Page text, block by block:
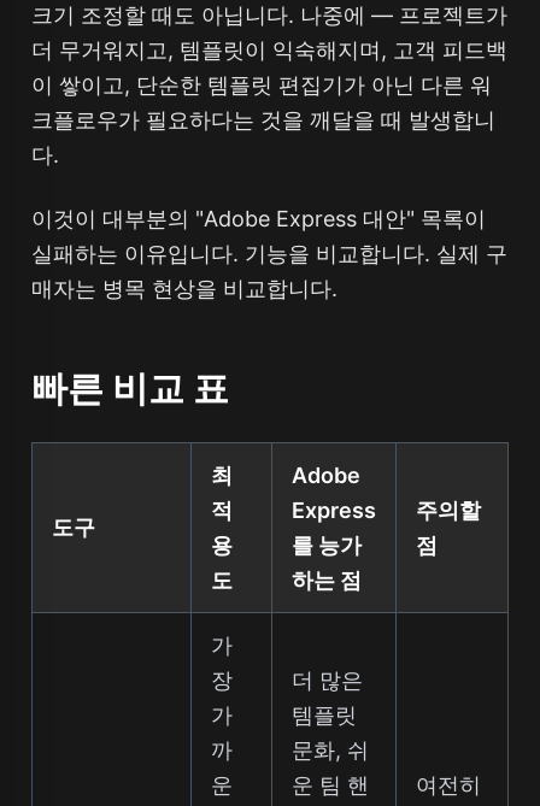
크기 조정할 때도 아닙니다. 나중에 — 프로젝트가
더 무거워지고, 템플릿이 익숙해지며, 고객 피드백
이 쌓이고, 단순한 템플릿 편집기가 아닌 다른 워
크플로우가 필요하다는 것을 깨달을 때 발생합니
다.
이것이 대부분의 "Adobe Express 대안" 목록이
실패하는 이유입니다. 기능을 비교합니다. 실제 구
매자는 병목 현상을 비교합니다.
빠른 비교 표
도구
최
적
용
도
Adobe
Express
를 능가
하는 점
주의할
점
가
장
가
까
운
더 많은
템플릿
문화, 쉬
운 팀 핸
여전히